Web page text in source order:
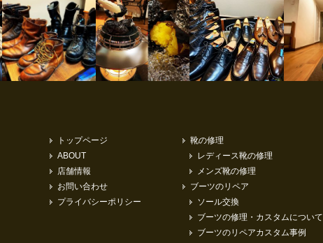
トップページ
ABOUT
店舗情報
お問い合わせ
プライバシーポリシー
靴の修理
レディース靴の修理
メンズ靴の修理
ブーツのリペア
ソール交換
ブーツの修理・カスタムについて
ブーツのリペアカスタム事例